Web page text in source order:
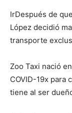
IrDespués de
López decidió
transporte
Zoo Taxi nació
COVID-19x para
tiene al ser